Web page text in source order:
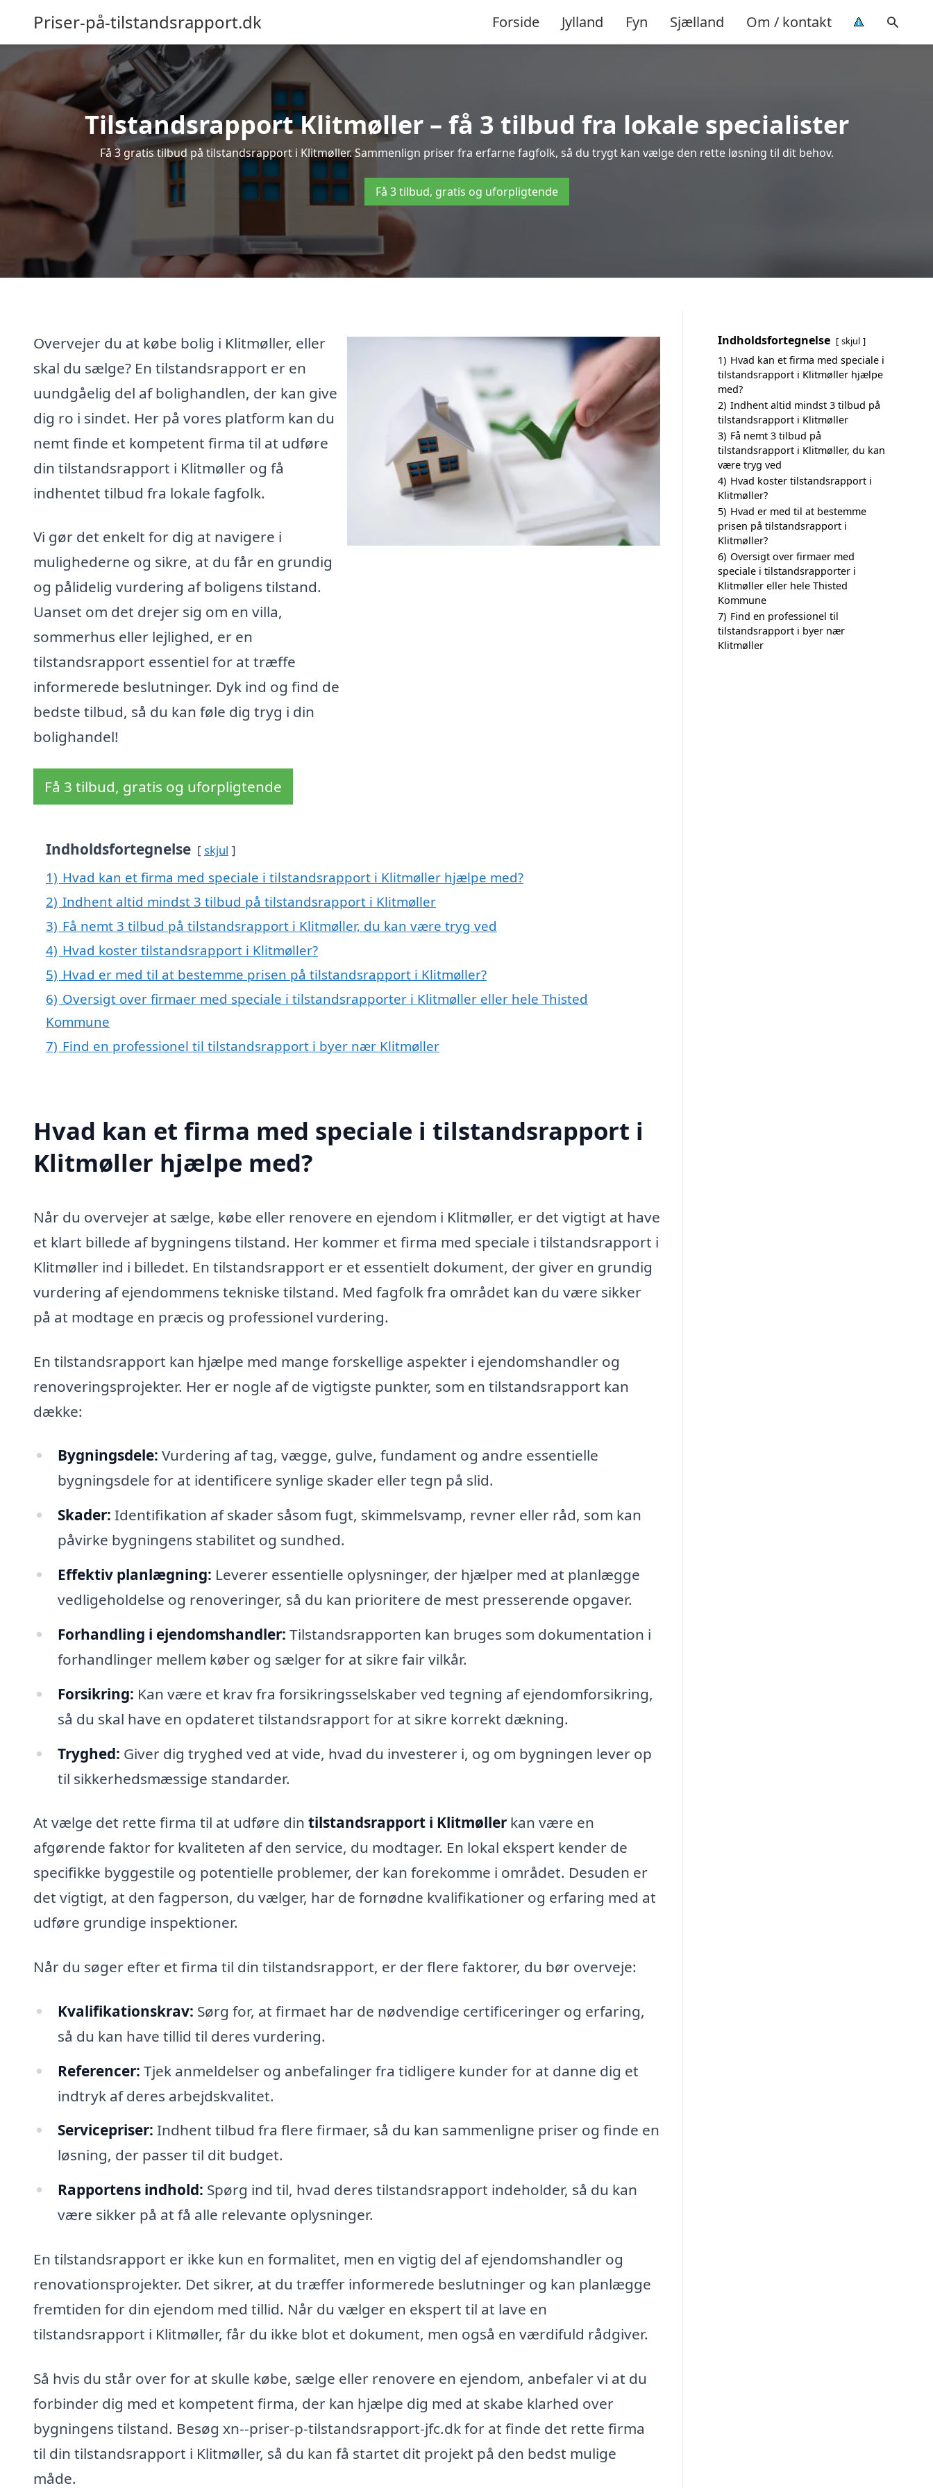
Priser-på-tilstandsrapport.dk Forside Jylland Fyn Sjælland Om / kontakt
Tilstandsrapport Klitmøller – få 3 tilbud fra lokale specialister
Få 3 gratis tilbud på tilstandsrapport i Klitmøller. Sammenlign priser fra erfarne fagfolk, så du trygt kan vælge den rette løsning til dit behov.
Få 3 tilbud, gratis og uforpligtende
Overvejer du at købe bolig i Klitmøller, eller
skal du sælge? En tilstandsrapport er en
uundgåelig del af bolighandlen, der kan give
dig ro i sindet. Her på vores platform kan du
nemt finde et kompetent firma til at udføre
din tilstandsrapport i Klitmøller og få
indhentet tilbud fra lokale fagfolk.
Vi gør det enkelt for dig at navigere i
mulighederne og sikre, at du får en grundig
og pålidelig vurdering af boligens tilstand.
Uanset om det drejer sig om en villa,
sommerhus eller lejlighed, er en
tilstandsrapport essentiel for at træffe
informerede beslutninger. Dyk ind og find de
bedste tilbud, så du kan føle dig tryg i din
bolighandel!
Få 3 tilbud, gratis og uforpligtende
Indholdsfortegnelse skjul
1) Hvad kan et firma med speciale i tilstandsrapport i Klitmøller hjælpe med?
2) Indhent altid mindst 3 tilbud på tilstandsrapport i Klitmøller
3) Få nemt 3 tilbud på tilstandsrapport i Klitmøller, du kan være tryg ved
4) Hvad koster tilstandsrapport i Klitmøller?
5) Hvad er med til at bestemme prisen på tilstandsrapport i Klitmøller?
6) Oversigt over firmaer med speciale i tilstandsrapporter i Klitmøller eller hele Thisted
Kommune
7) Find en professionel til tilstandsrapport i byer nær Klitmøller
Hvad kan et firma med speciale i tilstandsrapport i
Klitmøller hjælpe med?
Når du overvejer at sælge, købe eller renovere en ejendom i Klitmøller, er det vigtigt at have
et klart billede af bygningens tilstand. Her kommer et firma med speciale i tilstandsrapport i
Klitmøller ind i billedet. En tilstandsrapport er et essentielt dokument, der giver en grundig
vurdering af ejendommens tekniske tilstand. Med fagfolk fra området kan du være sikker
på at modtage en præcis og professionel vurdering.
En tilstandsrapport kan hjælpe med mange forskellige aspekter i ejendomshandler og
renoveringsprojekter. Her er nogle af de vigtigste punkter, som en tilstandsrapport kan
dække:
Bygningsdele: Vurdering af tag, vægge, gulve, fundament og andre essentielle
bygningsdele for at identificere synlige skader eller tegn på slid.
Skader: Identifikation af skader såsom fugt, skimmelsvamp, revner eller råd, som kan
påvirke bygningens stabilitet og sundhed.
Effektiv planlægning: Leverer essentielle oplysninger, der hjælper med at planlægge
vedligeholdelse og renoveringer, så du kan prioritere de mest presserende opgaver.
Forhandling i ejendomshandler: Tilstandsrapporten kan bruges som dokumentation i
forhandlinger mellem køber og sælger for at sikre fair vilkår.
Forsikring: Kan være et krav fra forsikringsselskaber ved tegning af ejendomforsikring,
så du skal have en opdateret tilstandsrapport for at sikre korrekt dækning.
Tryghed: Giver dig tryghed ved at vide, hvad du investerer i, og om bygningen lever op
til sikkerhedsmæssige standarder.
At vælge det rette firma til at udføre din tilstandsrapport i Klitmøller kan være en
afgørende faktor for kvaliteten af den service, du modtager. En lokal ekspert kender de
specifikke byggestile og potentielle problemer, der kan forekomme i området. Desuden er
det vigtigt, at den fagperson, du vælger, har de fornødne kvalifikationer og erfaring med at
udføre grundige inspektioner.
Når du søger efter et firma til din tilstandsrapport, er der flere faktorer, du bør overveje:
Kvalifikationskrav: Sørg for, at firmaet har de nødvendige certificeringer og erfaring,
så du kan have tillid til deres vurdering.
Referencer: Tjek anmeldelser og anbefalinger fra tidligere kunder for at danne dig et
indtryk af deres arbejdskvalitet.
Servicepriser: Indhent tilbud fra flere firmaer, så du kan sammenligne priser og finde en
løsning, der passer til dit budget.
Rapportens indhold: Spørg ind til, hvad deres tilstandsrapport indeholder, så du kan
være sikker på at få alle relevante oplysninger.
En tilstandsrapport er ikke kun en formalitet, men en vigtig del af ejendomshandler og
renovationsprojekter. Det sikrer, at du træffer informerede beslutninger og kan planlægge
fremtiden for din ejendom med tillid. Når du vælger en ekspert til at lave en
tilstandsrapport i Klitmøller, får du ikke blot et dokument, men også en værdifuld rådgiver.
Så hvis du står over for at skulle købe, sælge eller renovere en ejendom, anbefaler vi at du
forbinder dig med et kompetent firma, der kan hjælpe dig med at skabe klarhed over
bygningens tilstand. Besøg xn--priser-p-tilstandsrapport-jfc.dk for at finde det rette firma
til din tilstandsrapport i Klitmøller, så du kan få startet dit projekt på den bedst mulige
måde.
Indholdsfortegnelse skjul
1) Hvad kan et firma med speciale i
tilstandsrapport i Klitmøller hjælpe
med?
2) Indhent altid mindst 3 tilbud på
tilstandsrapport i Klitmøller
3) Få nemt 3 tilbud på
tilstandsrapport i Klitmøller, du kan
være tryg ved
4) Hvad koster tilstandsrapport i
Klitmøller?
5) Hvad er med til at bestemme
prisen på tilstandsrapport i
Klitmøller?
6) Oversigt over firmaer med
speciale i tilstandsrapporter i
Klitmøller eller hele Thisted
Kommune
7) Find en professionel til
tilstandsrapport i byer nær
Klitmøller